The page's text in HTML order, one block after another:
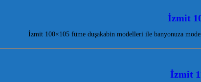
İzmit
İzmit 100×105 füme duşakabin modelleri ile banyonuza
İzmit